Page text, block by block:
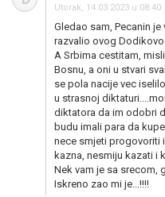
Utorak, 14.03.2023 u 08:40
Gledao sam, Pecanin
razvalio ovog
A Srbima cestitam,
Bosnu, a oni u stvari
se pola nacije vec
u strasnoj
diktatora da im odobri
budu imali para da
nece smjeti progovoriti
kazna, nesmiju kazati i
Nek vam je sa srecom,
Iskreno zao mi je...!!!!